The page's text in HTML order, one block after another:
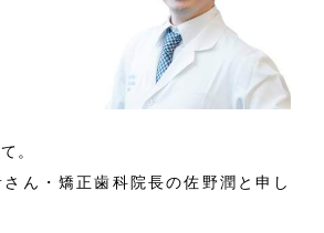
。
ん・矯正歯科院長の佐野潤と申し